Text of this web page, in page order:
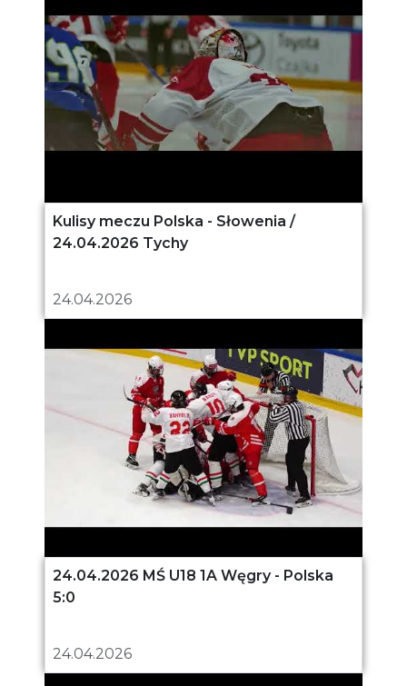
Kulisy meczu Polska - Słowenia /
24.04.2026 Tychy
24.04.2026
24.04.2026 MŚ U18 1A Węgry - Polska
5:0
24.04.2026